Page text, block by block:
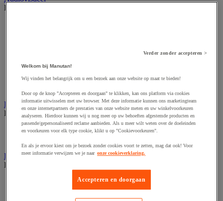
Bekijk de hele productgroep
Fotocamera, videocamera en verrekijker
Projectie en videoprojectie-apparatuur
Studioverlichting en accessoires
Bewegwijzering en aanduidingsborden
Bekijk de hele productgroep
Deurnaambord
Folderrek en -houder
Bekijk de hele productgroep
Mobiel folderrek
Verder zonder accepteren >
Welkom bij Manutan!
Wij vinden het belangrijk om u een bezoek aan onze website op maat te bieden!
Door op de knop "Accepteren en doorgaan" te klikken, kan ons platform via cookies
informatie uitwisselen met uw browser. Met deze informatie kunnen ons marketingteam
en onze internetpartners de prestaties van onze website meten en uw winkelvoorkeuren
analyseren. Hierdoor kunnen wij u nog meer op uw behoeften afgestemde producten en
passende/gepersonaliseerd reclame aanbieden. Als u meer wilt weten over de doeleinden
en voorkeuren voor elk type cookie, klikt u op "Cookievoorkeuren".
En als je ervoor kiest om je bezoek zonder cookies voort te zetten, mag dat ook! Voor
meer informatie verwijzen we je naar onze cookieverklaring.
Accepteren en doorgaan